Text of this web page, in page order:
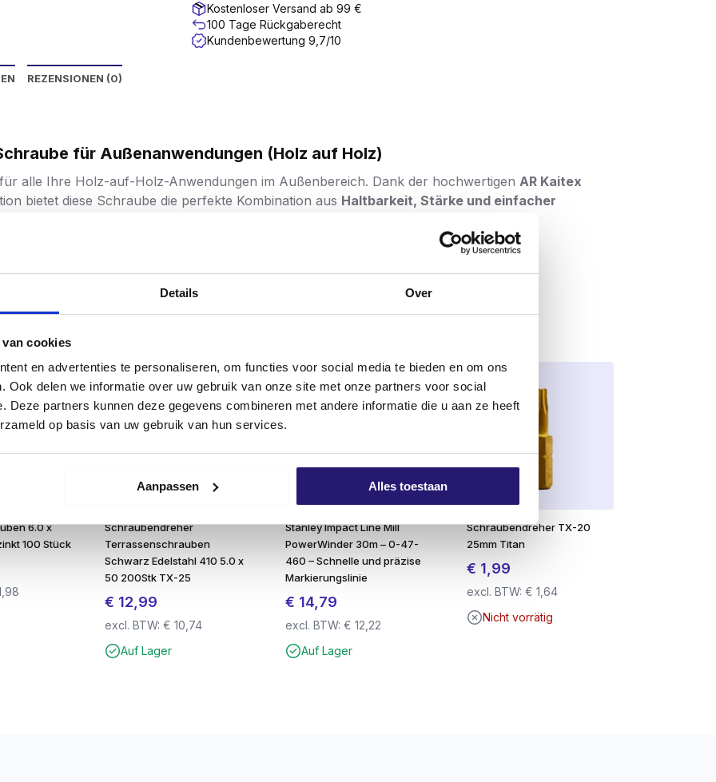
Details Over
cookies
en advertenties te personaliseren, om functies voor social media te bieden en om ons
Ook delen we informatie over uw gebruik van onze site met onze partners voor social
Deze partners kunnen deze gegevens combineren met andere informatie die u aan ze heeft
op basis van uw gebruik van hun services.
Aanpassen Alles toestaan
Kostenloser Versand ab 99 €
100 Tage Rückgaberecht
Kundenbewertung 9,7/10
REZENSIONEN (0)
für Außenanwendungen (Holz auf Holz)
alle Ihre Holz-auf-Holz-Anwendungen im Außenbereich. Dank der hochwertigen AR Kaitex
bietet diese Schraube die perfekte Kombination aus Haltbarkeit, Stärke und einfacher
silberne Rostschutzbeschichtung, die derKorrosionsklasse C4entspricht. Dies macht die
und Frost – ideal für langfristige Außenanwendungen wie Zäune, Wandverkleidungen, Pergolen,
ist auchbei kleineren Schäden selbstheilendund sorgt so für eine längere Lebensdauer.
Stahl
sind SilverMate Outdoor-Schraubenbis zu doppelt so starkundminimieren so das
oder bei hoher Belastung. Sie bieten also sowohl dem Profi als auch dem Heimwerker Sicherheit.
Reibungskoeffizienten und feine Gewinde.
im Freien
6.0 x
100 Stück
Schraubendreher
Terrassenschrauben
Schwarz Edelstahl 410 5.0 x
50 200Stk TX-25
€ 12,99
excl. BTW:€ 10,74
Auf Lager
Stanley Impact Line Mill
PowerWinder 30m – 0-47-
460 – Schnelle und präzise
Markierungslinie
€ 14,79
excl. BTW:€ 12,22
Auf Lager
Schraubendreher TX-20
25mm Titan
€ 1,99
excl. BTW: € 1,64
Nicht vorrätig